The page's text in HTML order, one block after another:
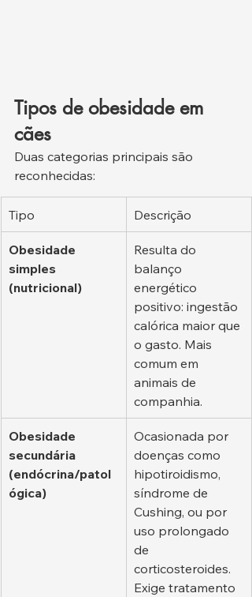
Tipos de obesidade em
cães
Duas categorias principais são
reconhecidas:
Tipo Descrição
Obesidade
simples
(nutricional)
Resulta do
balanço
energético
positivo: ingestão
calórica maior que
o gasto. Mais
comum em
animais de
companhia.
Obesidade
secundária
(endócrina/patol
ógica)
Ocasionada por
doenças como
hipotiroidismo,
síndrome de
Cushing, ou por
uso prolongado
de
corticosteroides.
Exige tratamento